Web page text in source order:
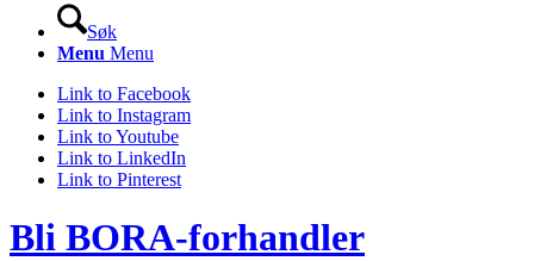
Søk
Menu Menu
Link to Facebook
Link to Instagram
Link to Youtube
Link to LinkedIn
Link to Pinterest
Bli BORA-forhandler